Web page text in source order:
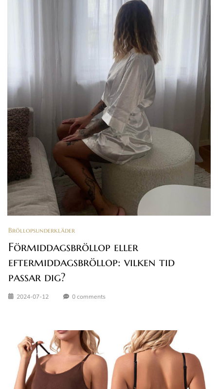
Bröllopsunderkläder
Förmiddagsbröllop eller
eftermiddagsbröllop: vilken tid
passar dig?
2024-07-12 0 comments